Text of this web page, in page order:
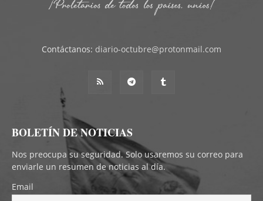
Contáctanos: diario-octubre@protonmail.com
BOLETÍN DE NOTICIAS
Nos preocupa su seguridad. Solo usaremos su correo para
enviarle un resumen de noticias al día.
Email